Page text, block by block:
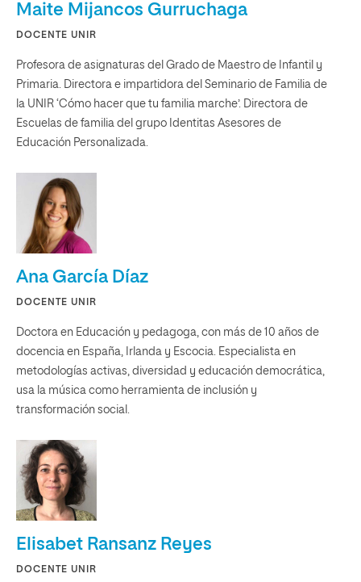
Maite Mijancos Gurruchaga
DOCENTE UNIR
Profesora de asignaturas del Grado de Maestro de Infantil y
Primaria. Directora e impartidora del Seminario de Familia de
la UNIR ‘Cómo hacer que tu familia marche’. Directora de
Escuelas de familia del grupo Identitas Asesores de
Educación Personalizada.
Ana García Díaz
DOCENTE UNIR
Doctora en Educación y pedagoga, con más de 10 años de
docencia en España, Irlanda y Escocia. Especialista en
metodologías activas, diversidad y educación democrática,
usa la música como herramienta de inclusión y
transformación social.
Elisabet Ransanz Reyes
DOCENTE UNIR